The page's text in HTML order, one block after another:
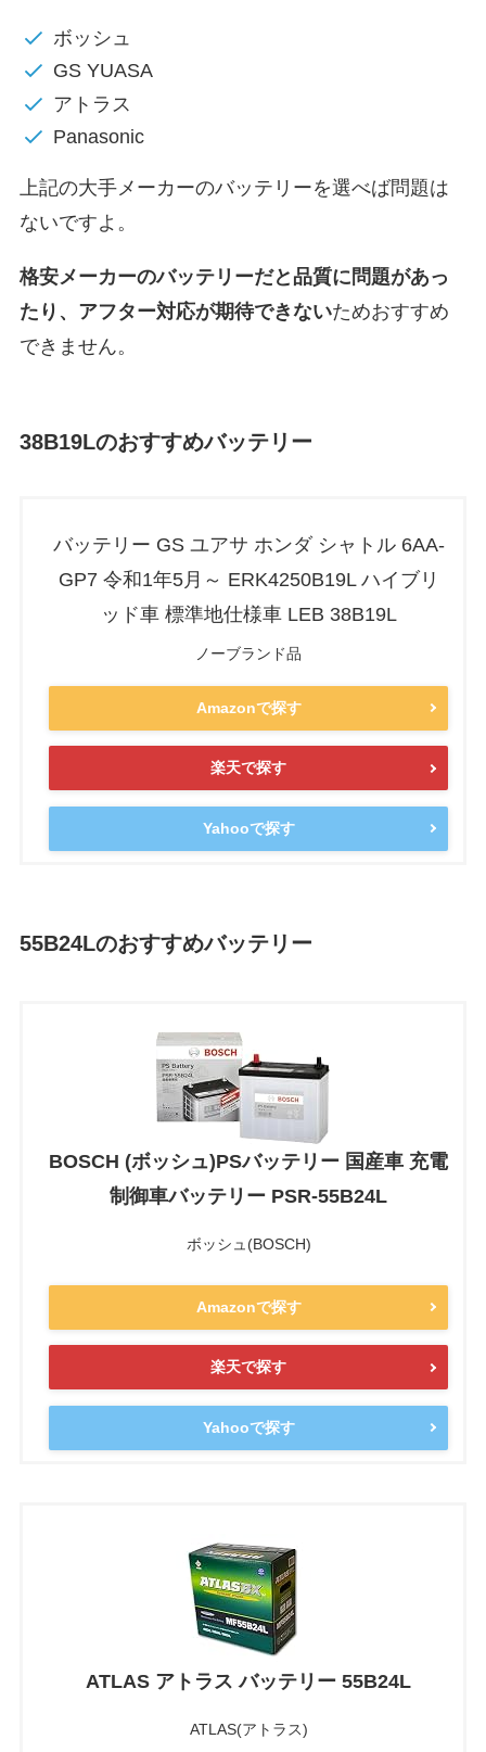
ボッシュ
GS YUASA
アトラス
Panasonic
上記の大手メーカーのバッテリーを選べば問題は
ないですよ。
格安メーカーのバッテリーだと 品質に問題があっ
たり、アフター対応が期待できないためおすすめ
できません。
38B19Lのおすすめバッテリー
バッテリー GS ユアサ ホンダ シャトル 6AA-
GP7 令和1年5月～ ERK4250B19L ハイブリ
ッド車 標準地仕様車 LEB 38B19L
ノーブランド品
Amazonで探す
楽天で探す
Yahooで探す
55B24Lのおすすめバッテリー
BOSCH (ボッシュ)PSバッテリー 国産車 充電
制御車バッテリー PSR-55B24L
ボッシュ(BOSCH)
Amazonで探す
楽天で探す
Yahooで探す
ATLAS アトラス バッテリー 55B24L
ATLAS(アトラス)